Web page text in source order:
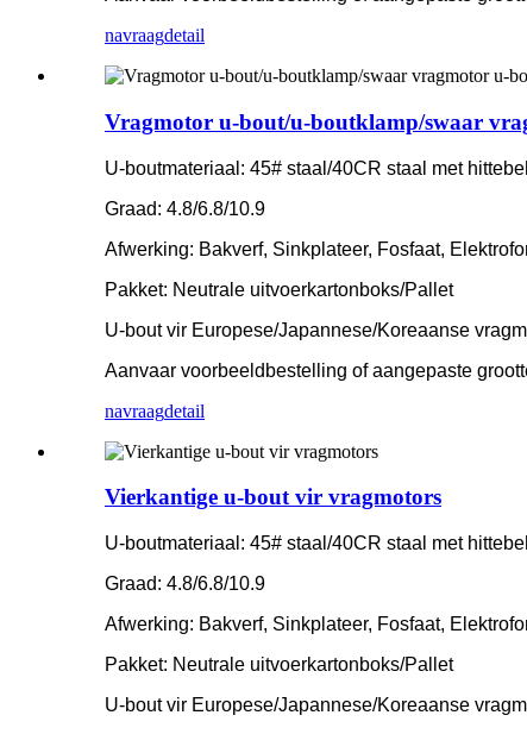
navraagdetail
Vragmotor u-bout/u-boutklamp/swaar
U-boutmateriaal: 45# staal/40CR staal met
Graad: 4.8/6.8/10.9
Afwerking: Bakverf, Sinkplateer, Fosfaat,
Pakket: Neutrale uitvoerkartonboks/Pallet
U-bout vir Europese/Japannese/Koreaanse
Aanvaar voorbeeldbestelling of aangepaste
navraagdetail
Vierkantige u-bout vir vragmotors
U-boutmateriaal: 45# staal/40CR staal met
Graad: 4.8/6.8/10.9
Afwerking: Bakverf, Sinkplateer, Fosfaat,
Pakket: Neutrale uitvoerkartonboks/Pallet
U-bout vir Europese/Japannese/Koreaanse